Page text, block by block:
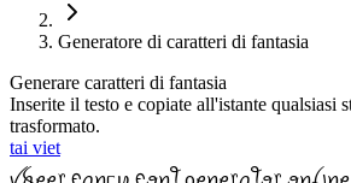
Generatore di caratteri di fantasia
Generare caratteri di fantasia
Inserite il testo e copiate all'istante qualsiasi
trasformato.
tai viet